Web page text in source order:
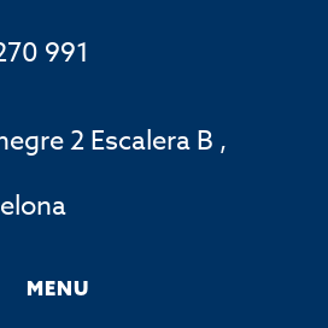
991
2 Escalera B ,
MENU